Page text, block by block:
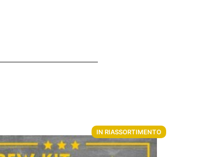
IN RIASSORTIMENTO